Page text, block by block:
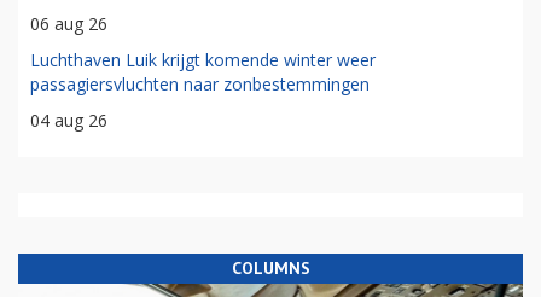
06 aug 26
Luchthaven Luik krijgt komende winter weer
passagiersvluchten naar zonbestemmingen
04 aug 26
COLUMNS